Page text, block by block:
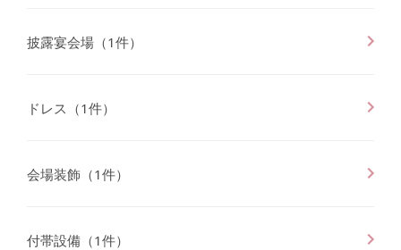
披露宴会場 （1件）
ドレス （1件）
会場装飾 （1件）
付帯設備 （1件）